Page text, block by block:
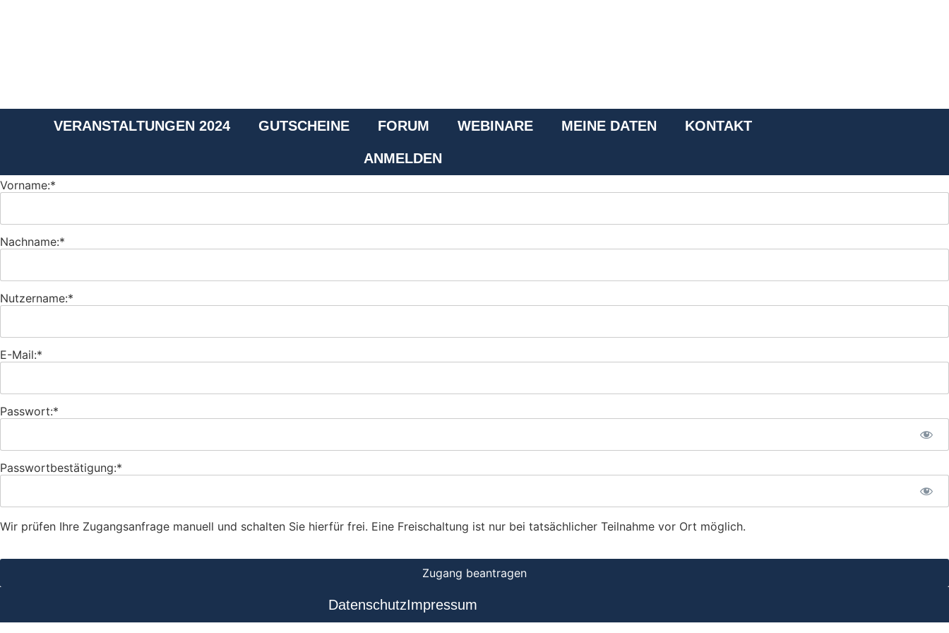
VERANSTALTUNGEN 2024 GUTSCHEINE FORUM WEBINARE MEINE DATEN KONTAKT
ANMELDEN
Vorname:*
Nachname:*
Nutzername:*
E-Mail:*
Passwort:*
Passwortbestätigung:*
Wir prüfen Ihre Zugangsanfrage manuell und schalten Sie hierfür frei. Eine Freischaltung ist nur bei tatsächlicher Teilnahme vor Ort möglich.
Wert fehlt
DatenschutzImpressum